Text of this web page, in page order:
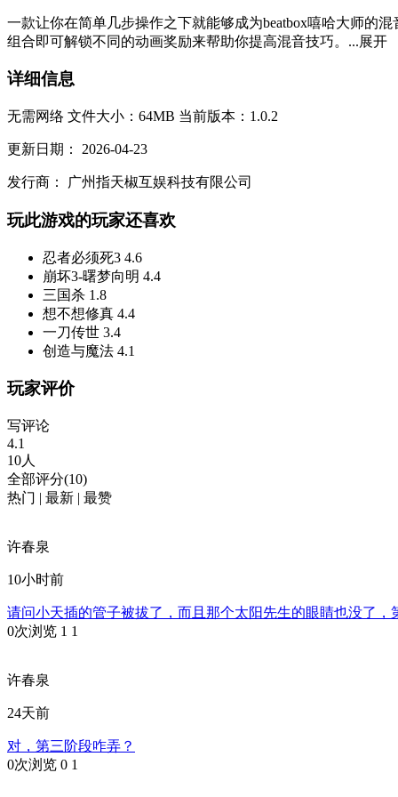
一款让你在简单几步操作之下就能够成为beatbox嘻哈大师的
组合即可解锁不同的动画奖励来帮助你提高混音技巧。...展开
详细信息
无需网络 文件大小：64MB 当前版本：1.0.2
更新日期： 2026-04-23
发行商： 广州指天椒互娱科技有限公司
玩此游戏的玩家还喜欢
忍者必须死3 4.6
崩坏3-曙梦向明 4.4
三国杀 1.8
想不想修真 4.4
一刀传世 3.4
创造与魔法 4.1
玩家评价
写评论
4.1
10人
全部评分(10)
热门 | 最新 | 最赞
许春泉
10小时前
请问小天插的管子被拔了，而且那个太阳先生的眼睛也没了
0次浏览 1 1
许春泉
24天前
对，第三阶段咋弄？
0次浏览 0 1